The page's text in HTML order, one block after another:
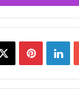
Pinterest